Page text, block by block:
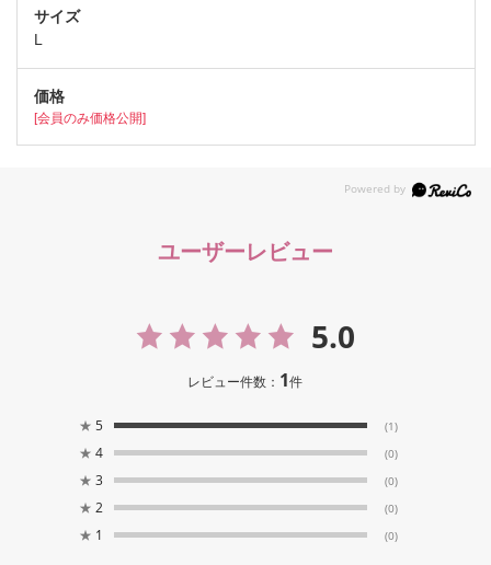
L
[会員のみ価格公開]
ユーザーレビュー
5.0
レビュー件数： 1件
★ 5 (1)
★ 4 (0)
★ 3 (0)
★ 2 (0)
★ 1 (0)